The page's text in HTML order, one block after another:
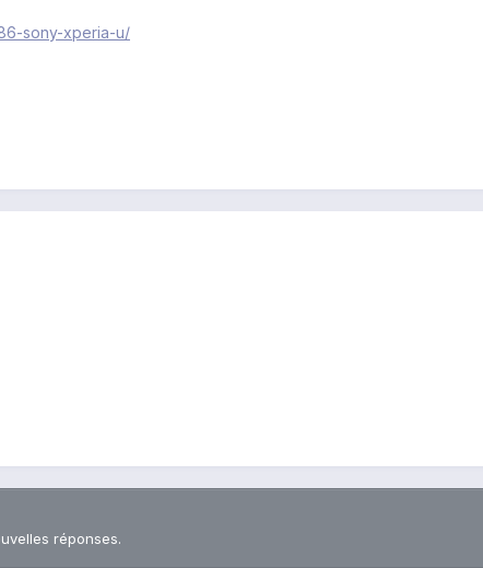
sony-xperia-u/
réponses.